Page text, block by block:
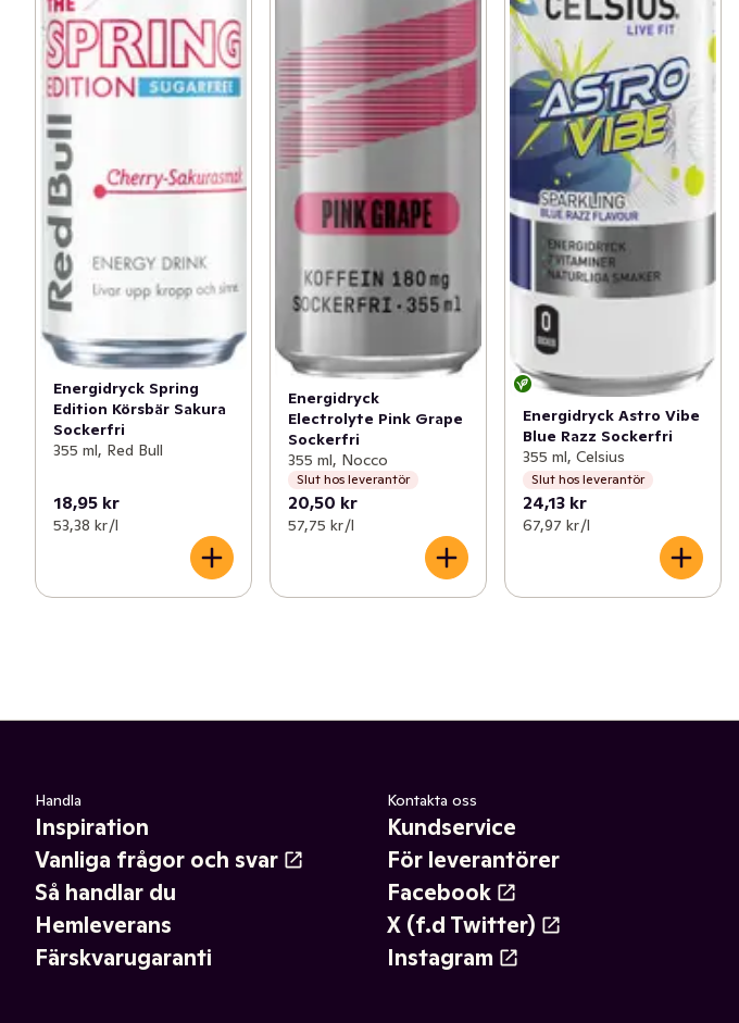
Energidryck Spring
Edition Körsbär Sakura
Sockerfri
355 ml, Red Bull
18,95 kr
53,38 kr /l
Energidryck
Electrolyte Pink Grape
Sockerfri
355 ml, Nocco
Slut hos leverantör
20,50 kr
57,75 kr /l
Energidryck Astro Vibe
Blue Razz Sockerfri
355 ml, Celsius
Slut hos leverantör
24,13 kr
67,97 kr /l
Handla
Inspiration
Vanliga frågor och svar
Så handlar du
Hemleverans
Färskvarugaranti
Kontakta oss
Kundservice
För leverantörer
Facebook
X (f.d Twitter)
Instagram